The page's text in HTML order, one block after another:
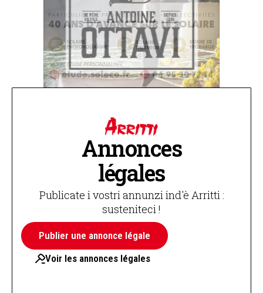
Annonces
légales
Publicate i vostri annunzi ind'è Arritti :
susteniteci !
Publier une annonce légale
Voir les annonces légales